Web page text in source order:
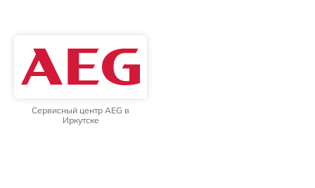
Сервисный центр AEG в
Иркутске